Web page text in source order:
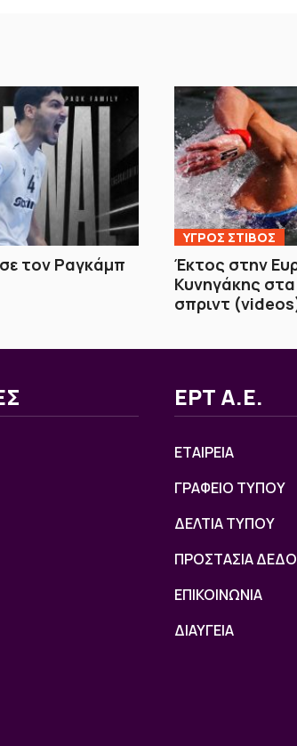
τον Ραγκάμπ
ΥΓΡΟΣ ΣΤΙΒΟΣ
Έκτος στην
Κυνηγάκης
σπριντ
ΕΡΤ Α.Ε.
ΕΤΑΙΡΕΙΑ
ΓΡΑΦΕΙΟ ΤΥΠΟΥ
ΔΕΛΤΙΑ ΤΥΠΟΥ
ΠΡΟΣΤΑΣΙΑ
ΕΠΙΚΟΙΝΩΝΙΑ
ΔΙΑΥΓΕΙΑ